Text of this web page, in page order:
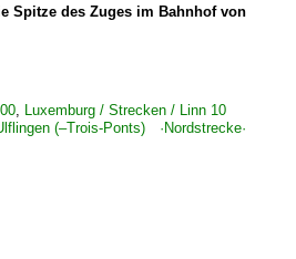
Spitze des Zuges im Bahnhof von
, Luxemburg / Strecken / Linn 10
(–Trois-Ponts) ·Nordstrecke·